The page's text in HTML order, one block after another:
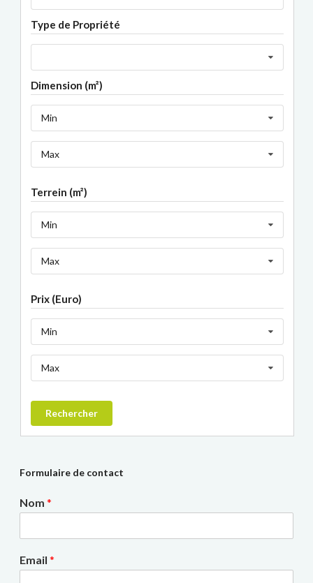
Type de Propriété
Dimension (m²)
Min
Max
Terrein (m²)
Min
Max
Prix (Euro)
Min
Max
Rechercher
Formulaire de contact
Nom *
Email *